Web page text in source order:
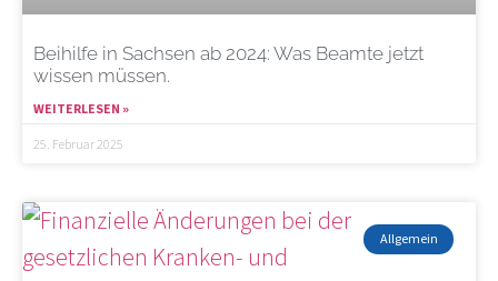
Beihilfe in Sachsen ab 2024: Was Beamte jetzt
wissen müssen.
WEITERLESEN »
25. Februar 2025
Allgemein